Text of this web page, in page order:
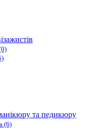
та педикюру
(6)